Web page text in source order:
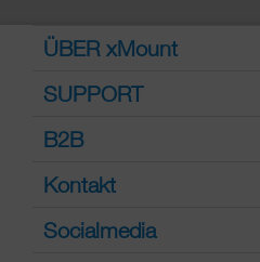
ÜBER xMount
SUPPORT
B2B
Kontakt
Socialmedia